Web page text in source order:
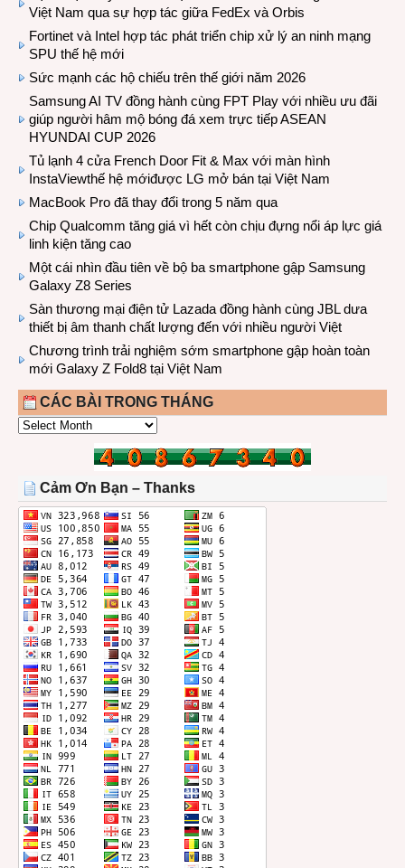
Việt Nam qua sự hợp tác giữa FedEx và Orbis
Fortinet và Intel hợp tác phát triển chip xử lý an ninh mạng
SPU thế hệ mới
Sức mạnh các hộ chiếu trên thế giới năm 2026
Samsung AI TV đồng hành cùng FPT Play với nhiều ưu đãi
giúp người hâm mộ bóng đá xem trực tiếp ASEAN
HYUNDAI CUP 2026
Tủ lạnh 4 cửa French Door Fit & Max với màn hình
InstaViewthế hệ mớiđược LG mở bán tại Việt Nam
MacBook Pro đã thay đổi trong 5 năm qua
Chip Qualcomm tăng giá vì hết còn chịu đựng nổi áp lực giá
linh kiện tăng cao
Một cái nhìn đầu tiên về bộ ba smartphone gập Samsung
Galaxy Z8 Series
Sàn thương mại điện tử Lazada đồng hành cùng JBL dưa
thiết bị âm thanh chất lượng đến với nhiều người Việt
Chương trình trải nghiệm sớm smartphone gập hoàn toàn
mới Galaxy Z Fold8 tại Việt Nam
CÁC BÀI TRONG THÁNG
CÁC
THÁNG
Cảm Ơn Bạn – Thanks